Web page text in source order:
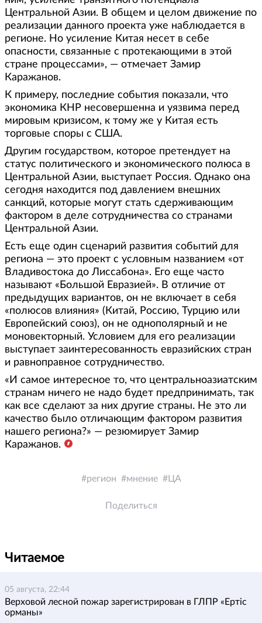
Центральной Азии. В общем и целом движение по
реализации данного проекта уже наблюдается в
регионе. Но усиление Китая несет в себе
опасности, связанные с протекающими в этой
стране процессами», — отмечает Замир
Каражанов.
К примеру, последние события показали, что
экономика КНР несовершенна и уязвима перед
мировым кризисом, к тому же у Китая есть
торговые споры с США.
Другим государством, которое претендует на
статус политического и экономического полюса в
Центральной Азии, выступает Россия. Однако она
сегодня находится под давлением внешних
санкций, которые могут стать сдерживающим
фактором в деле сотрудничества со странами
Центральной Азии.
Есть еще один сценарий развития событий для
региона — это проект с условным названием «от
Владивостока до Лиссабона». Его еще часто
называют «Большой Евразией». В отличие от
предыдущих вариантов, он не включает в себя
«полюсов влияния» (Китай, Россию, Турцию или
Европейский союз), он не однополярный и не
моновекторный. Условием для его реализации
выступает заинтересованность евразийских стран
и равноправное сотрудничество.
«И самое интересное то, что центральноазиатским
странам ничего не надо будет предпринимать, так
как все сделают за них другие страны. Не это ли
качество было отличающим фактором развития
нашего региона?» — резюмирует Замир
Каражанов.
регион мнение ЦА
Поделиться
Читаемое
05 августа, 22:44
Верховой лесной пожар зарегистрирован в ГЛПР «Ертіс
орманы»